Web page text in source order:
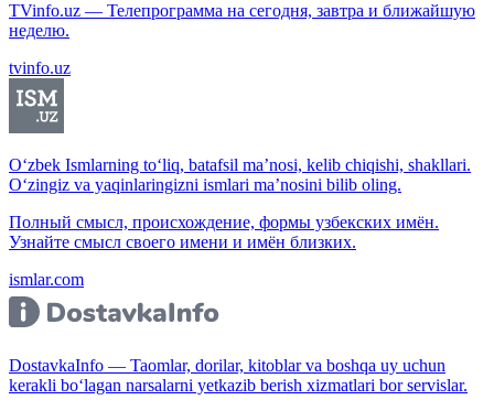
TVinfo.uz — Телепрограмма на сегодня, завтра и ближайшую
неделю.
tvinfo.uz
O‘zbek Ismlarning to‘liq, batafsil ma’nosi, kelib chiqishi, shakllari.
O‘zingiz va yaqinlaringizni ismlari ma’nosini bilib oling.
Полный смысл, происхождение, формы узбекских имён.
Узнайте смысл своего имени и имён близких.
ismlar.com
DostavkaInfo — Taomlar, dorilar, kitoblar va boshqa uy uchun
kerakli bo‘lagan narsalarni yetkazib berish xizmatlari bor servislar.